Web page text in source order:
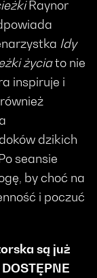
Raynor
Idy
życiato nie
inspiruje i
dzikich
seansie
by choć na
i poczuć
są już